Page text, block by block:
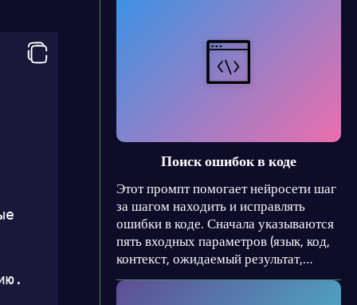
Поиск ошибок в коде
Этот промпт помогает нейросети шаг
за шагом находить и исправлять
ошибки в коде. Сначала указываются
пять входных параметров (язык, код,
контекст, ожидаемый результат,
среда). Затем описаны этапы анализа,
критерии успешного выполнения и